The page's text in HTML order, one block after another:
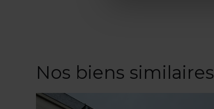
Nos biens similaires